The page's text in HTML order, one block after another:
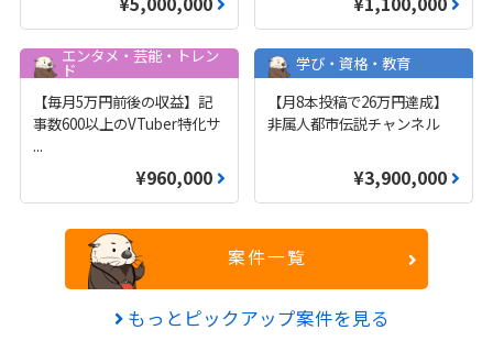
エンタメ・芸能・トレン
ド
【毎月5万円前後の収益】記
事数600以上のVTuber特化サ
...
¥960,000
学び・資格・教育
【月8本投稿で26万円達成】
非属人都市伝説チャンネル
¥3,900,000
案件一覧
もっとピックアップ案件を見る